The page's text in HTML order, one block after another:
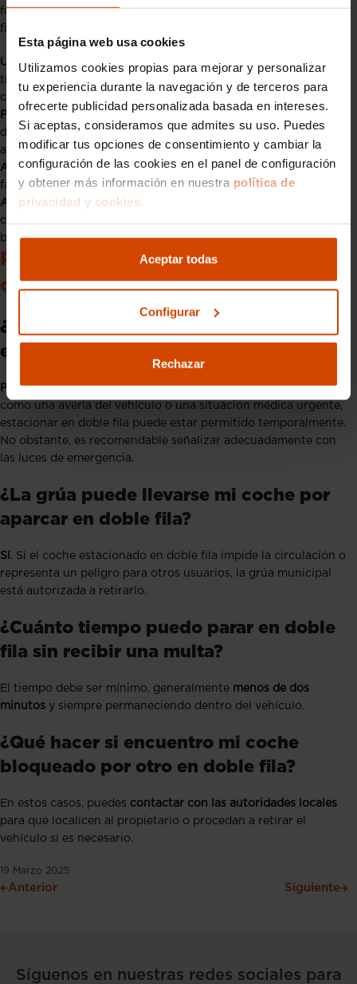
Esta página web usa cookies
Utilizamos cookies propias para mejorar y personalizar
tu experiencia durante la navegación y de terceros para
ofrecerte publicidad personalizada basada en intereses.
Si aceptas, consideramos que admites su uso. Puedes
modificar tus opciones de consentimiento y cambiar la
configuración de las cookies en el panel de configuración
y obtener más información en nuestra política de
privacidad y cookies.
Aceptar todas
Configurar
Rechazar
fundamental buscar alternativas antes de recurrir a la doble
fila. Aquí tienes algunas recomendaciones útiles:
Utiliza parkings públicos o privados
: En lugar de perder
tiempo buscando huecos en la calle, optar por un parking
cercano puede ser más práctico y seguro.
Planifica con antelación : Si conoces zonas con alta densidad
de tráfico, sal con tiempo suficiente para encontrar un lugar
adecuado.
Apps de aparcamiento: Existen algunas aplicaciones que
facilitan la búsqueda de plazas disponibles en tiempo real.
Aprovecha el transporte público
considerar alternativas como el transporte público o la
bicicleta puede evitarte problemas.
Preguntas frecuentes sobre la
doble fila
¿Se puede aparcar en doble fila para
emergencias?
Por lo general no, salvo en casos de emergencia justificados,
como una avería del vehículo o una situación médica urgente,
estacionar en doble fila puede estar permitido temporalmente.
No obstante, es recomendable señalizar adecuadamente con
las luces de emergencia.
¿La grúa puede llevarse mi coche por
aparcar en doble fila?
Sí. Si el coche estacionado en doble fila impide la circulación o
representa un peligro para otros usuarios, la grúa municipal
está autorizada a retirarlo.
¿Cuánto tiempo puedo parar en doble
fila sin recibir una multa?
El tiempo debe ser mínimo, generalmente menos de dos
minutos y siempre permaneciendo dentro del vehículo.
¿Qué hacer si encuentro mi coche
bloqueado por otro en doble fila?
En estos casos, puedes contactar con las autoridades locales
para que localicen al propietario o procedan a retirar el
vehículo si es necesario.
19 Marzo 2025
Anterior Siguiente
Síguenos en nuestras redes sociales para